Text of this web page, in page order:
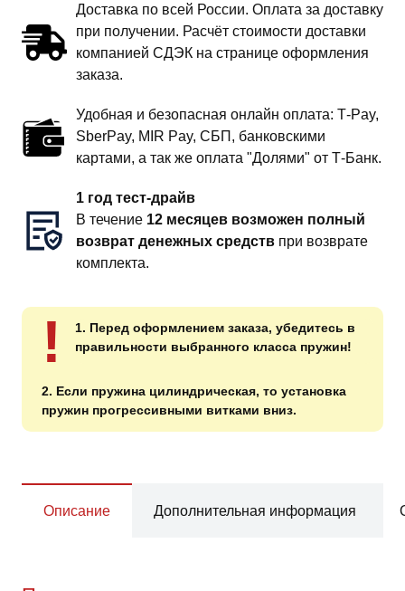
Доставка по всей России. Оплата за доставку
при получении. Расчёт стоимости доставки
компанией СДЭК на странице оформления
заказа.
Удобная и безопасная онлайн оплата: T‑Pay,
SberPay, MIR Pay, СБП, банковскими
картами, а так же оплата "Долями" от Т-Банк.
1 год тест-драйв
В течение 12 месяцев возможен полный
возврат денежных средств при возврате
комплекта.
!
1. Перед оформлением заказа, убедитесь в
правильности выбранного класса пружин!
2. Если пружина цилиндрическая, то установка
пружин прогрессивными витками вниз.
Описание Дополнительная информация